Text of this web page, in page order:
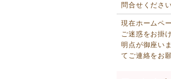
問合せくださ
現在ホームペ
ご迷惑をお掛
明点が御座い
てご連絡をお